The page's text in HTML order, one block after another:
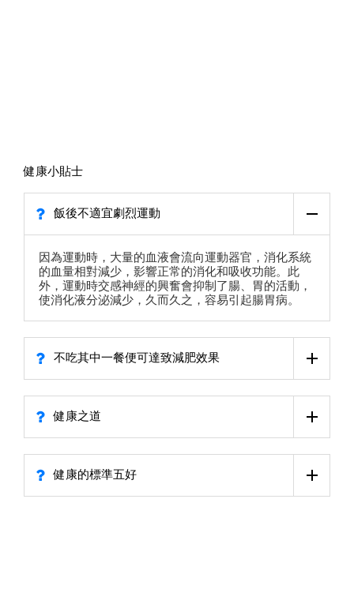
健康小貼士
飯後不適宜劇烈運動
因為運動時，大量的血液會流向運動器官，消化系統
的血量相對減少，影響正常的消化和吸收功能。此
外，運動時交感神經的興奮會抑制了腸、胃的活動，
使消化液分泌減少，久而久之，容易引起腸胃病。
不吃其中一餐便可達致減肥效果
健康之道
健康的標準五好